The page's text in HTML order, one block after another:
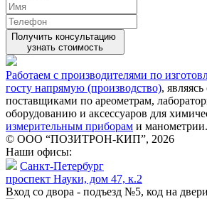
Получить консультацию
узнать стоимость
Работаем с производителями по
госту напрямую (производство),
поставщиками по ареометрам,
оборудованию и аксессуаров для
измерительным приборам и манометрии.
© ООО “ПОЗИТРОН-КИП”, 2026
Наши офисы:
Санкт-Петербург
проспект Науки, дом 47, к.2
Вход со двора - подъезд №5, код на